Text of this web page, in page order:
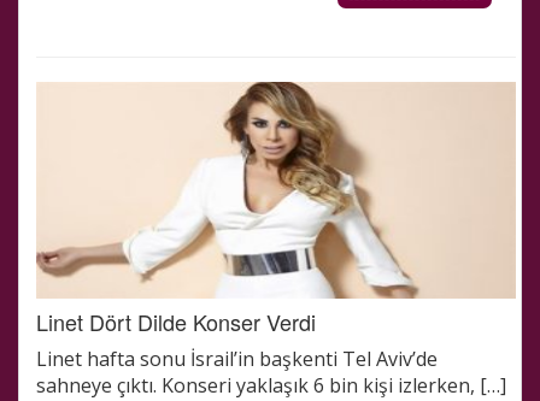
Linet Dört Dilde Konser Verdi
Linet hafta sonu İsrail’in başkenti Tel Aviv’de
sahneye çıktı. Konseri yaklaşık 6 bin kişi izlerken, […]